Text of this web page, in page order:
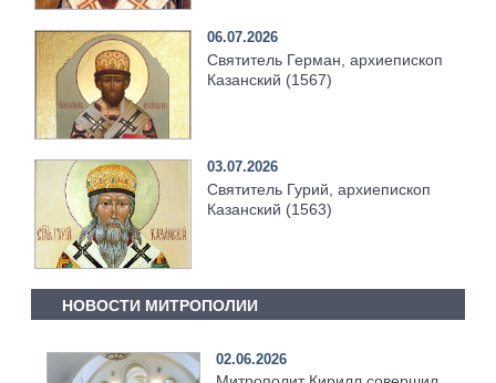
06.07.2026
Святитель Герман, архиепископ
Казанский (1567)
03.07.2026
Святитель Гурий, архиепископ
Казанский (1563)
НОВОСТИ МИТРОПОЛИИ
02.06.2026